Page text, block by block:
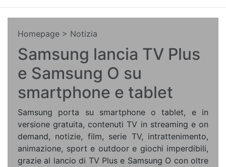
Homepage > Notizia
Samsung lancia TV Plus
e Samsung O su
smartphone e tablet
Samsung porta su smartphone o tablet, e in
versione gratuita, contenuti TV in streaming e on
demand, notizie, film, serie TV, intrattenimento,
animazione, sport e outdoor e giochi imperdibili,
grazie al lancio di TV Plus e Samsung O con oltre